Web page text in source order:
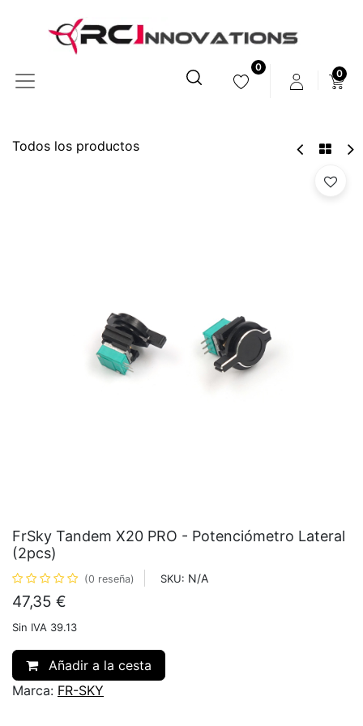
0
0
Todos los productos
FrSky Tandem X20 PRO - Potenciómetro Lateral
(2pcs)
(0 reseña) SKU: N/A
47,35 €
Sin IVA 39.13
Añadir a la cesta
Marca: FR-SKY